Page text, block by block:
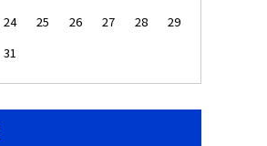
24 25 26 27 28
29
31